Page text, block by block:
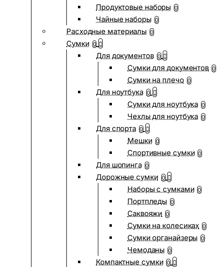
Продуктовые наборы 0
Чайные наборы 0
Расходные материалы 0
Сумки 0
Для документов 0
Сумки для документов 0
Сумки на плечо 0
Для ноутбука 0
Сумки для ноутбука 0
Чехлы для ноутбука 0
Для спорта 0
Мешки 0
Спортивные сумки 0
Для шопинга 0
Дорожные сумки 0
Наборы с сумками 0
Портпледы 0
Саквояжи 0
Сумки на колесиках 0
Сумки органайзеры 0
Чемоданы 0
Компактные сумки 0